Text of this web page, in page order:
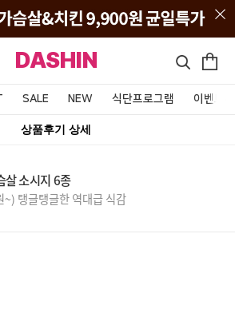
DASHIN
SALE NEW 식단프로그램 이벤트&
상품후기 상세
살 소시지 6종
탱글탱글한 역대급 식감